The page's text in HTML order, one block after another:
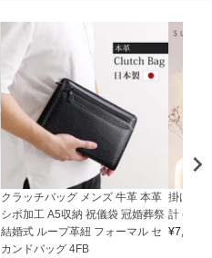
クラッチバッグ メンズ 牛革 本革
シボ加工 A5収納 祝儀袋 冠婚葬祭
結婚式 ループ革紐 フォーマル セ
カンドバッグ 4FB
掛け時
計
¥7,150